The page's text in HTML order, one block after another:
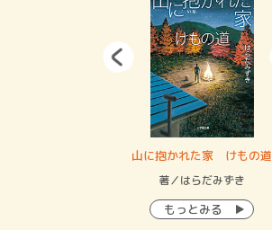
山に抱かれた家 けもの道
著／はらだみずき
もっとみる